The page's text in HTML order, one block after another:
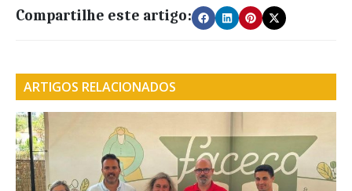
Compartilhe este artigo:
ARTIGOS RELACIONADOS